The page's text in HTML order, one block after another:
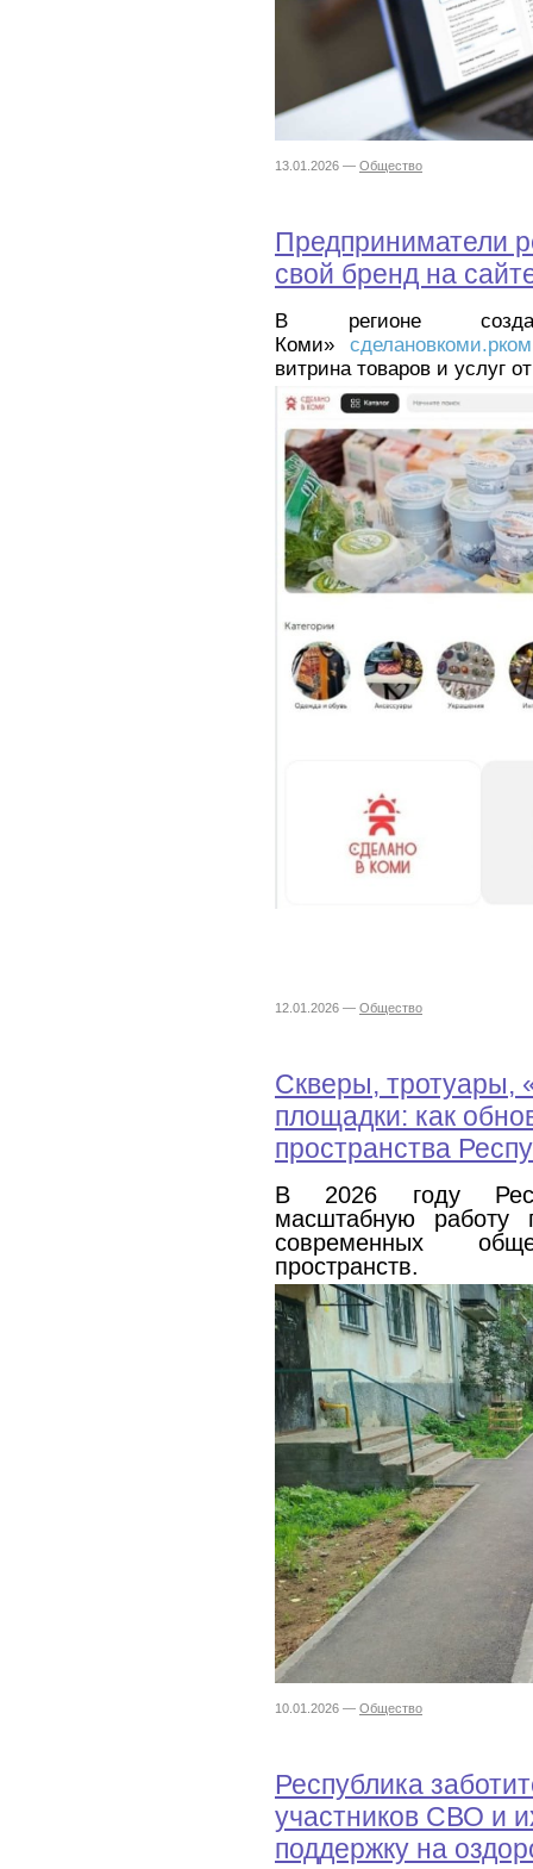
13.01.2026 — Общество
Предприниматели
свой бренд на
В регионе
Коми»
витрина товаров и услуг
12.01.2026 — Общество
Скверы, тротуары,
площадки: как
пространства
В 2026 году
масштабную
современных
пространств.
10.01.2026 — Общество
Республика
участников СВО и
поддержку на